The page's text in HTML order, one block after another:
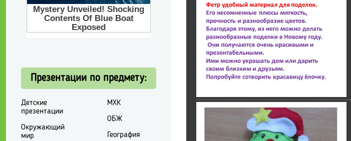
Презентации по предмету:
Детские
презентации
Окружающий
мир
МХК
ОБЖ
География